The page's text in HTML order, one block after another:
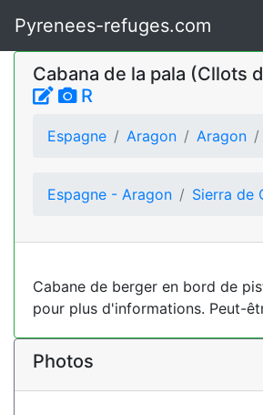
Pyrenees-refuges.com
Cabana de la pala (Cllots
R
Espagne Aragon Aragon
Espagne - Aragon Sierra de
Cabane de berger en bord de
pour plus d'informations. Peut-
Photos